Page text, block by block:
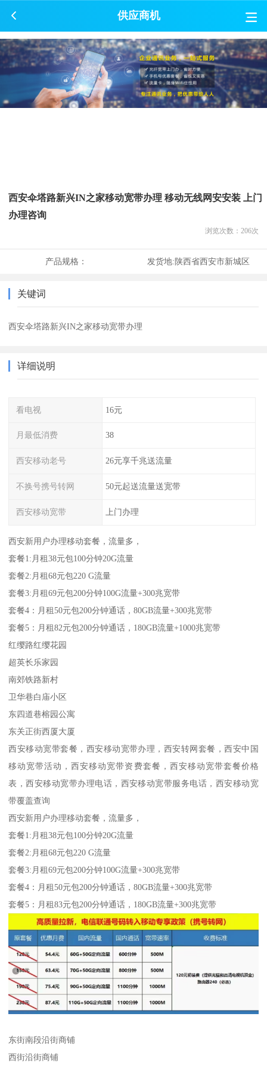
供应商机
西安伞塔路新兴IN之家移动宽带办理 移动无线网安安装 上门
办理咨询
浏览次数： 206次
产品规格： 发货地:陕西省西安市新城区
关键词
西安伞塔路新兴IN之家移动宽带办理
详细说明
看电视 16元
月最低消费 38
西安移动老号 26元享千兆送流量
不换号携号转网 50元起送流量送宽带
西安移动宽带 上门办理
西安新用户办理移动套餐，流量多，
套餐1:月租38元包100分钟20G流量
套餐2:月租68元包220 G流量
套餐3:月租69元包200分钟100G流量+300兆宽带
套餐4：月租50元包200分钟通话，80GB流量+300兆宽带
套餐5：月租82元包200分钟通话，180GB流量+1000兆宽带
红缨路红缨花园
超英长乐家园
南郊铁路新村
卫华巷白庙小区
东四道巷榕园公寓
东关正街西厦大厦
西安移动宽带套餐，西安移动宽带办理，西安转网套餐，西安中国
移动宽带活动，西安移动宽带资费套餐，西安移动宽带套餐价格
表，西安移动宽带办理电话，西安移动宽带服务电话，西安移动宽
带覆盖查询
西安新用户办理移动套餐，流量多，
套餐1:月租38元包100分钟20G流量
套餐2:月租68元包220 G流量
套餐3:月租69元包200分钟100G流量+300兆宽带
套餐4：月租50元包200分钟通话，80GB流量+300兆宽带
套餐5：月租83元包200分钟通话，180GB流量+300兆宽带
东街南段沿街商铺
西街沿街商铺